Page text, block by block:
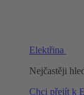
Elektřina
Nejčastěji
Chci přejít k